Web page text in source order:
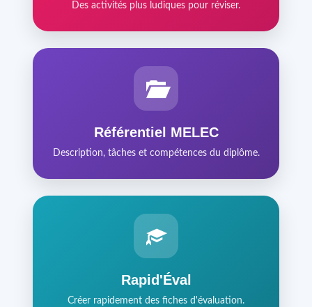
Des activités plus ludiques pour réviser.
Référentiel MELEC
Description, tâches et compétences du diplôme.
Rapid'Éval
Créer rapidement des fiches d'évaluation.